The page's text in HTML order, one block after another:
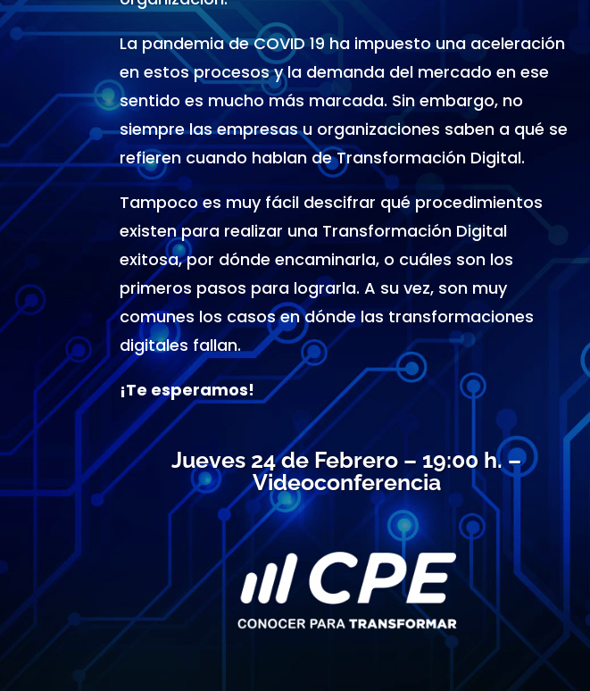
La pandemia de COVID 19 ha impuesto una aceleración
en estos procesos y la demanda del mercado en ese
sentido es mucho más marcada. Sin embargo, no
siempre las empresas u organizaciones saben a qué se
refieren cuando hablan de Transformación Digital.
Tampoco es muy fácil descifrar qué procedimientos
existen para realizar una Transformación Digital
exitosa, por dónde encaminarla, o cuáles son los
primeros pasos para lograrla. A su vez, son muy
comunes los casos en dónde las transformaciones
digitales fallan.
¡Te esperamos!
Jueves 24 de Febrero – 19:00 h. –
Videoconferencia